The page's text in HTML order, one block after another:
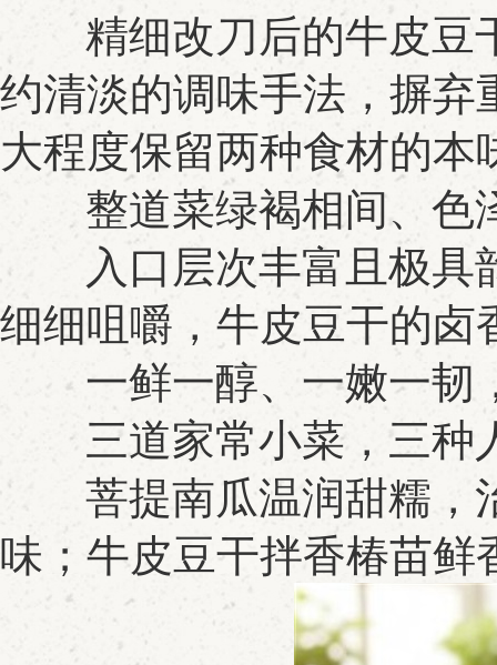
精细改刀后的牛皮豆
约清淡的调味手法，摒
大程度保留两种食材的本
整道菜绿褐相间、色
入口层次丰富且极具韵
细细咀嚼，牛皮豆干的
一鲜一醇、一嫩一韧
三道家常小菜，三种
菩提南瓜温润甜糯，治
味；牛皮豆干拌香椿苗